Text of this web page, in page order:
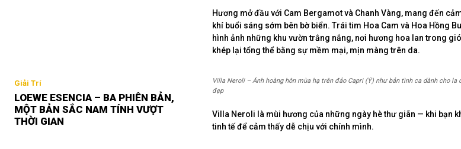
Giải Trí
LOEWE ESENCIA – BA PHIÊN BẢN,
MỘT BẢN SẮC NAM TÍNH VƯỢT
THỜI GIAN
Hương mở đầu với Cam Bergamot và Chanh Vàng, mang đến
khí buổi sáng sớm bên bờ biển. Trái tim Hoa Cam và Hoa Hồng
hình ảnh những khu vườn trắng nắng, nơi hương hoa lan trong
khép lại tổng thể bằng sự mềm mại, mịn màng trên da.
Villa Neroli – Ánh hoàng hôn mùa hạ trên đảo Capri (Ý) như bản tình ca dành cho
đẹp
Villa Neroli là mùi hương của những ngày hè thư giãn — khi bạn
tinh tế để cảm thấy dễ chịu với chính mình.